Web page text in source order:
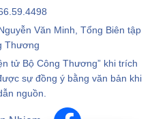
Văn Minh, Tổng Biên tập
Thương
tử Bộ Công Thương” khi trích
sự đồng ý bằng văn bản khi
nguồn.